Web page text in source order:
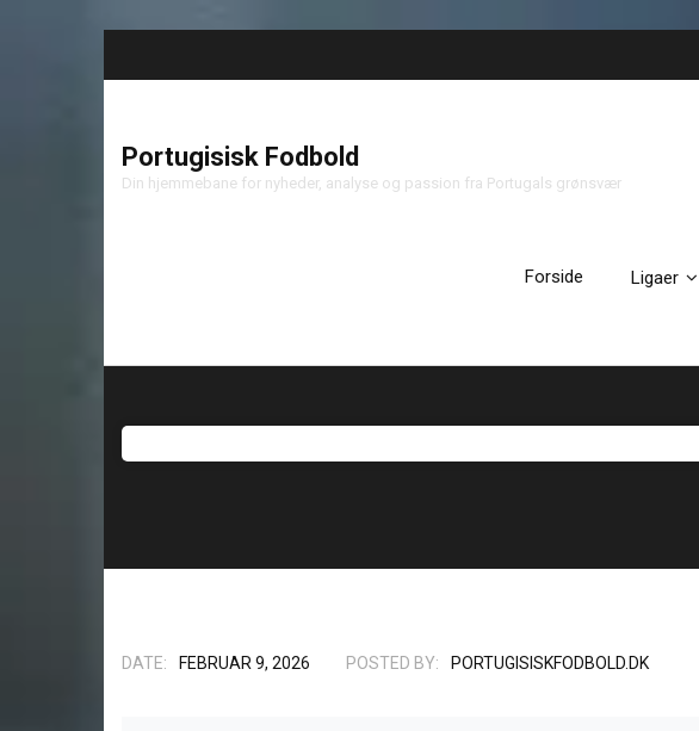
Portugisisk Fodbold
Din hjemmebane for nyheder, analyse og passion fra Portugals grønsvær
Forside Ligaer
DATE: FEBRUAR 9, 2026 POSTED BY: PORTUGISISKFODBOLD.DK